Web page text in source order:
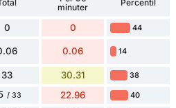
minuter
Percentil
0 0 44
0.06 14
33 30.31 38
/ 33 22.96 40